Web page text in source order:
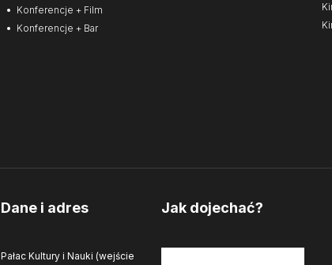
Konferencje + Film
Konferencje + Bar
Dane i adres
Pałac Kultury i Nauki (wejście
Jak dojechać?